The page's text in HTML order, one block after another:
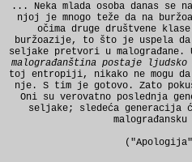
... Neka mlada osoba danas
njoj je mnogo teže da na
očima druge društvene
buržoazije, to što je uspela
seljake pretvori u malograđane.
malograđanština postaje
toj entropiji, nikako ne mogu
nje. S tim je gotovo. Zato
Oni su verovatno poslednja
seljake; sledeća generacija